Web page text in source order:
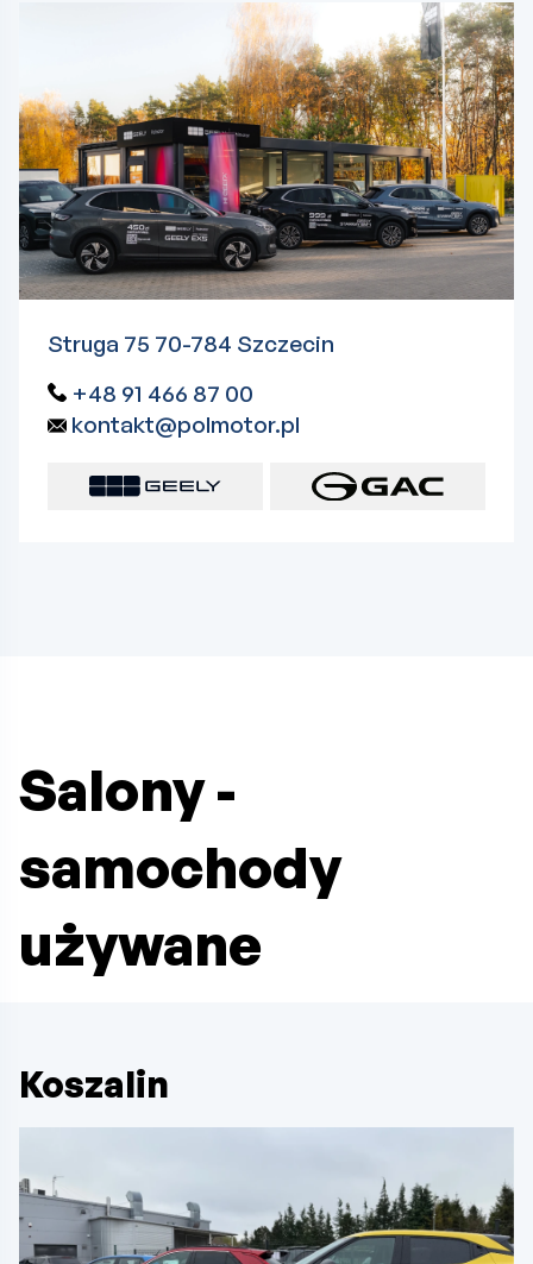
Struga 75 70-784 Szczecin
+48 91 466 87 00
kontakt@polmotor.pl
Salony -
samochody
używane
Koszalin